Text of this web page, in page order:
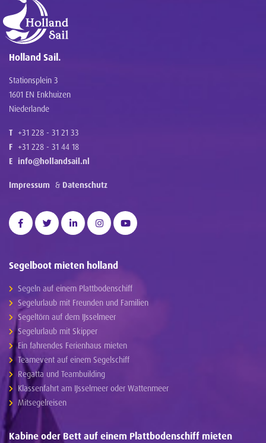
Holland Sail.
Stationsplein 3
1601 EN Enkhuizen
Niederlande
T +31 228 - 31 21 33
F +31 228 - 31 44 18
E info@hollandsail.nl
Impressum & Datenschutz
Segelboot mieten holland
Segeln auf einem Plattbodenschiff
Segelurlaub mit Freunden und Familien
Segeltörn auf dem IJsselmeer
Segelurlaub mit Skipper
Ein fahrendes Ferienhaus mieten
Teamevent auf einem Segelschiff
Regatta und Teambuilding
Klassenfahrt am IJsselmeer oder Wattenmeer
Mitsegelreisen
Kabine oder Bett auf einem Plattbodenschiff mieten